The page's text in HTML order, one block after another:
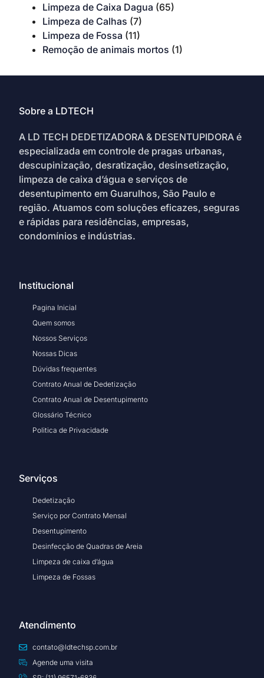
Limpeza de Caixa Dagua (65)
Limpeza de Calhas (7)
Limpeza de Fossa (11)
Remoção de animais mortos (1)
Sobre a LDTECH
A LD TECH DEDETIZADORA & DESENTUPIDORA é
especializada em controle de pragas urbanas,
descupinização, desratização, desinsetização,
limpeza de caixa d’água e serviços de
desentupimento em Guarulhos, São Paulo e
região. Atuamos com soluções eficazes, seguras
e rápidas para residências, empresas,
condomínios e indústrias.
Institucional
Pagina Inicial
Quem somos
Nossos Serviços
Nossas Dicas
Dúvidas frequentes
Contrato Anual de Dedetização
Contrato Anual de Desentupimento
Glossário Técnico
Politica de Privacidade
Serviços
Dedetização
Serviço por Contrato Mensal
Desentupimento
Desinfecção de Quadras de Areia
Limpeza de caixa d’água
Limpeza de Fossas
Atendimento
contato@ldtechsp.com.br
Agende uma visita